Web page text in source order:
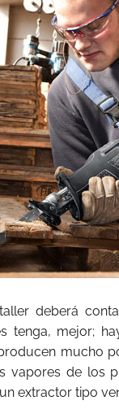
deberá
tenga, mejor;
mucho
vapores de los
extractor tipo